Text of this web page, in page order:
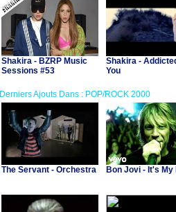
Shakira - BZRP Music
Sessions #53
Shakira -
You
Derniers Ajouts Dans : POP/ROCK 2000
The Servant - Orchestra Bon Jovi - It's My